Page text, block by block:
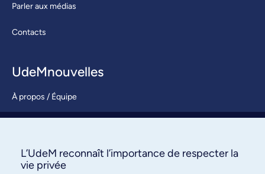
Parler aux médias
Contacts
UdeMnouvelles
À propos / Équipe
S’abonner
L’UdeM reconnaît l’importance de respecter la
vie privée